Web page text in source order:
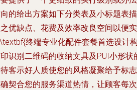
的给出方案如下分类表及小标题表
优缺点、花费及效率改良空间以便实
终端专业化配件套餐首选设计
识别二维码的收纳文具及PUI小形
客示好人质使您的风格凝聚给予标
契合您的服务渠道热情，让顾客每